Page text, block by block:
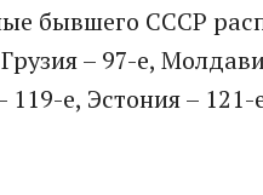
бывшего СССР
– 97-е,
119-е, Эстония –